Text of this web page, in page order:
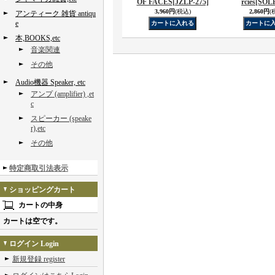
アンティーク 雑貨 antiqu
e
本,BOOKS,etc
音楽関連
その他
Audio機器 Speaker, etc
アンプ (amplifier) ,et
c
スピーカー (speake
r),etc
その他
特定商取引法表示
ショッピングカート
カートの中身
カートは空です。
ログイン Login
新規登録 register
OF FACES[JZLP-275]
3,960円(税込)
rcies
2,860円(